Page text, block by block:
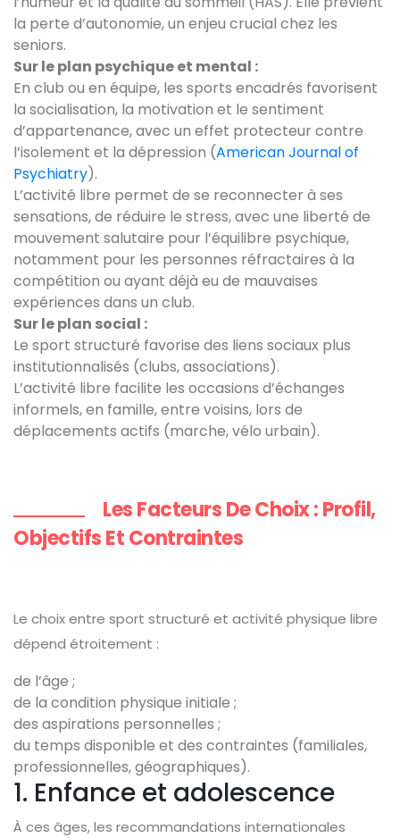
la perte d’autonomie, un enjeu crucial chez les
seniors.
Sur le plan psychique et mental :
En club ou en équipe, les sports encadrés favorisent
la socialisation, la motivation et le sentiment
d’appartenance, avec un effet protecteur contre
l’isolement et la dépression (American Journal of
Psychiatry).
L’activité libre permet de se reconnecter à ses
sensations, de réduire le stress, avec une liberté de
mouvement salutaire pour l’équilibre psychique,
notamment pour les personnes réfractaires à la
compétition ou ayant déjà eu de mauvaises
expériences dans un club.
Sur le plan social :
Le sport structuré favorise des liens sociaux plus
institutionnalisés (clubs, associations).
L’activité libre facilite les occasions d’échanges
informels, en famille, entre voisins, lors de
déplacements actifs (marche, vélo urbain).
Les Facteurs De Choix : Profil,
Objectifs Et Contraintes
Le choix entre sport structuré et activité physique libre
dépend étroitement :
de l’âge ;
de la condition physique initiale ;
des aspirations personnelles ;
du temps disponible et des contraintes (familiales,
professionnelles, géographiques).
1. Enfance et adolescence
À ces âges, les recommandations internationales